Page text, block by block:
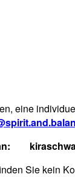
eine
an:
Sie kein